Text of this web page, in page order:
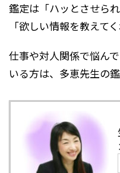
鑑定は「ハッとさせら
「欲しい情報を教えて
仕事や対人関係で悩ん
いる方は、多恵先生の